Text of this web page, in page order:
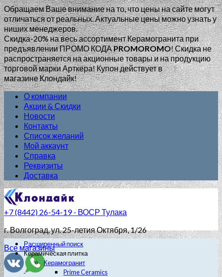
Обращаем Ваше внимание на то, что цены на сайте могут
отличаться от реальных. Актуальные цены можно узнать у
ниших менеджеров.
Скидка-20% на весь ассортимент Керамогранита при
предъявлении ПРОМО КОДАPROMOROMO!Скидка не
распространяется на акционные товары и на продукцию
торговой марки Арткера! Купон действует в
магазине Клондайк!
О компании
Акции & Скидки
Новости
Контакты
Список желаний
Мой аккаунт
Справка
Реквизиты
Доставка
+7 (8442) 26-54-19 - ВОСР Тулака
г. Волгоград, ул. 25-летия Октября, 1/26
Все магазины
Расширенный поиск
Керамическая плитка
Керамогранит
Prime Ceramics